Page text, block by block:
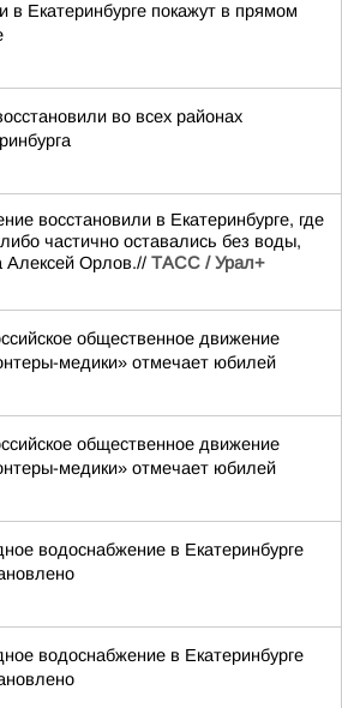
в Екатеринбурге покажут в прямом
во всех районах
восстановили в Екатеринбурге, где
частично оставались без воды,
Алексей Орлов.// ТАСС / Урал+
общественное движение
медики» отмечает юбилей
общественное движение
медики» отмечает юбилей
водоснабжение в Екатеринбурге
водоснабжение в Екатеринбурге